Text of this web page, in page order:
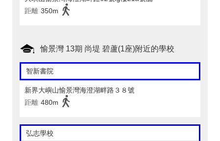
距離 350m
愉景灣 13期 尚堤 碧蘆(1座)附近的學校
智新書院
新界大嶼山愉景灣海澄湖畔路３８號
距離 480m
弘志學校